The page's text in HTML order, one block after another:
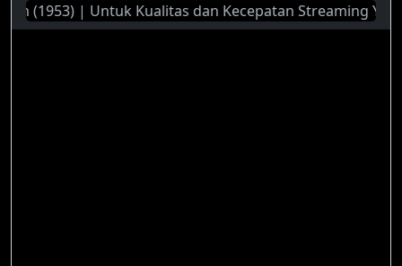
| Untuk Kualitas dan Kecepatan Streaming Yang